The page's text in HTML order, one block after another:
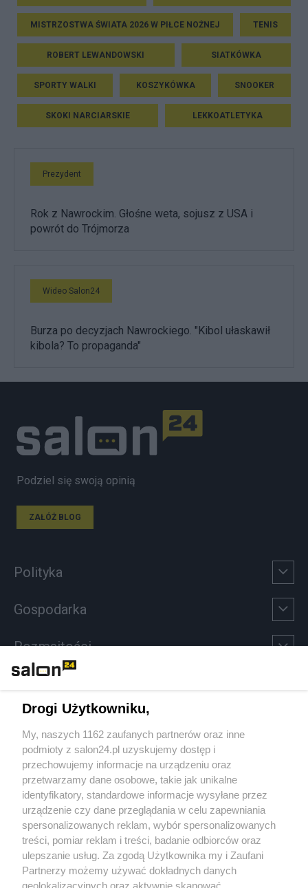
MISTRZOSTWA ŚWIATA 2026 W PIŁCE NOŻNEJ TENIS
ROBERT LEWANDOWSKI SIATKÓWKA
SPORTY WALKI KOSZYKÓWKA SNOOKER
SKOKI NARCIARSKIE LEKKOATLETYKA
Prezydent
Rok z Nawrockim. Głośne weta, sojusz z USA i
powrót do Trójmorza
Wideo Salon24
Burza po decyzjach Nawrockiego. "Kibol ułaskawił
kibola? To propaganda"
Podziel się swoją opinią
ZAŁÓŻ BLOG
Polityka
Gospodarka
Rozmaitości
Sport
Społeczeństwo
Kultura
X Facebook Instagram Youtube
Drogi Użytkowniku,
My, naszych 1162 zaufanych partnerów oraz inne
podmioty z salon24.pl uzyskujemy dostęp i
przechowujemy informacje na urządzeniu oraz
przetwarzamy dane osobowe, takie jak unikalne
identyfikatory, standardowe informacje wysyłane przez
urządzenie czy dane przeglądania w celu zapewniania
spersonalizowanych reklam, wybór spersonalizowanych
treści, pomiar reklam i treści, badanie odbiorców oraz
ulepszanie usług. Za zgodą Użytkownika my i Zaufani
Partnerzy możemy używać dokładnych danych
geolokalizacyjnych oraz aktywnie skanować